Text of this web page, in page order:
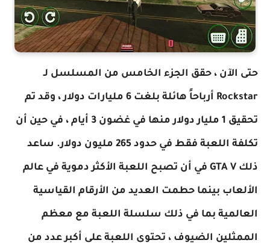
حتى الآن ، حقق الجزء الخامس من المسلسل لـ
Rockstar أرباحاً هائلة بلغت 6 مليارات دولار ، وقد تم
تحقيق 1 مليار دولار منها في غضون 3 أيام ، في حين أن
تكلفة اللعبة فقط في حدود 265 مليون دولار. ساعد
ذلك GTA V في أن تصبح اللعبة الأكثر دموية في عالم
الألعاب بينما حطمت العديد من الأرقام القياسية
العالمية بما في ذلك سلسلة اللعبة مع معظم
الممثلين الضيوف ، تحتوي اللعبة على أكبر عدد من